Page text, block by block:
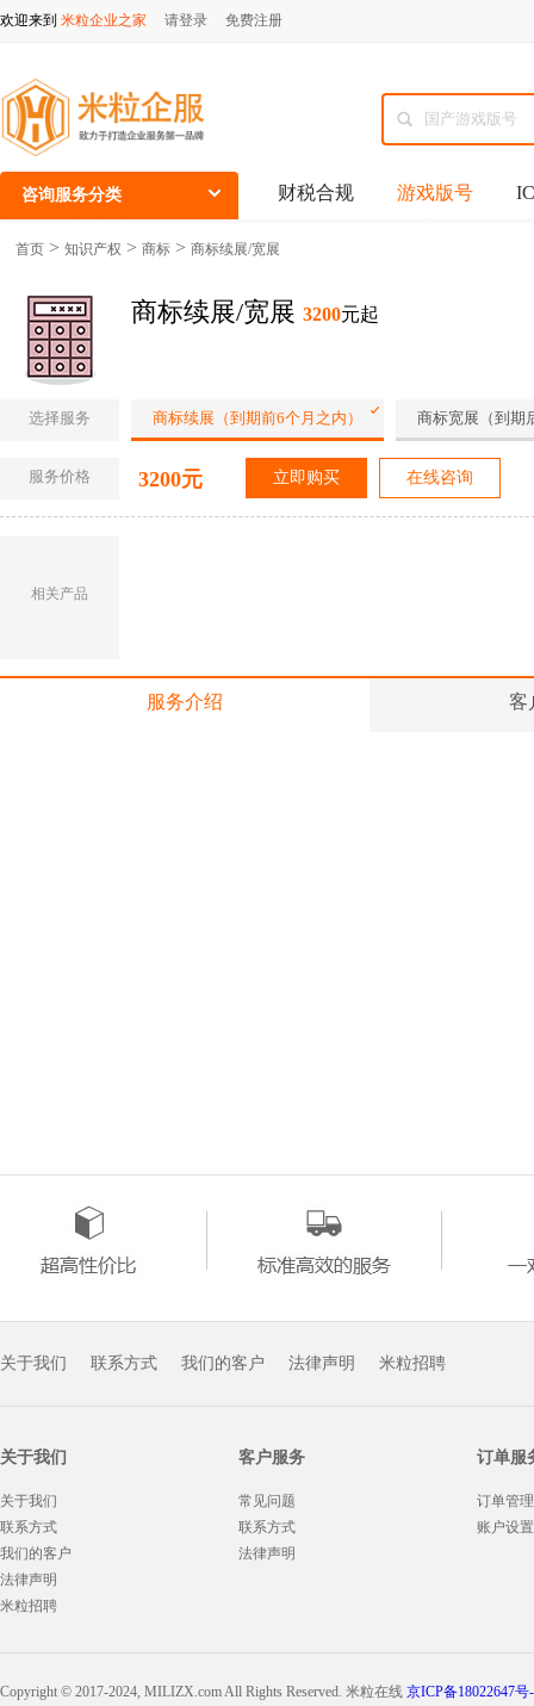
欢迎来到 米粒企业之家 请登录 免费注册
咨询服务分类 财税合规 游戏版号
首页 > 知识产权 > 商标 > 商标续展/宽展
商标续展/宽展 3200元起
选择服务 商标续展（到期前6个月之内） 商标宽展（到期
服务价格 3200元 立即购买 在线咨询
相关产品
服务介绍 客
关于我们 联系方式 我们的客户 法律声明 米粒招聘
关于我们
关于我们
联系方式
我们的客户
法律声明
米粒招聘
客户服务
常见问题
联系方式
法律声明
订单服
订单管理
账户设置
Copyright © 2017-2024, MILIZX.com All Rights Reserved. 米粒在线 京ICP备18022647号